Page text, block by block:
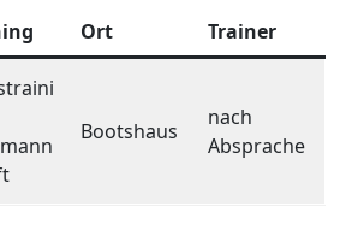
Ort Trainer
Bootshaus
nach
Absprache